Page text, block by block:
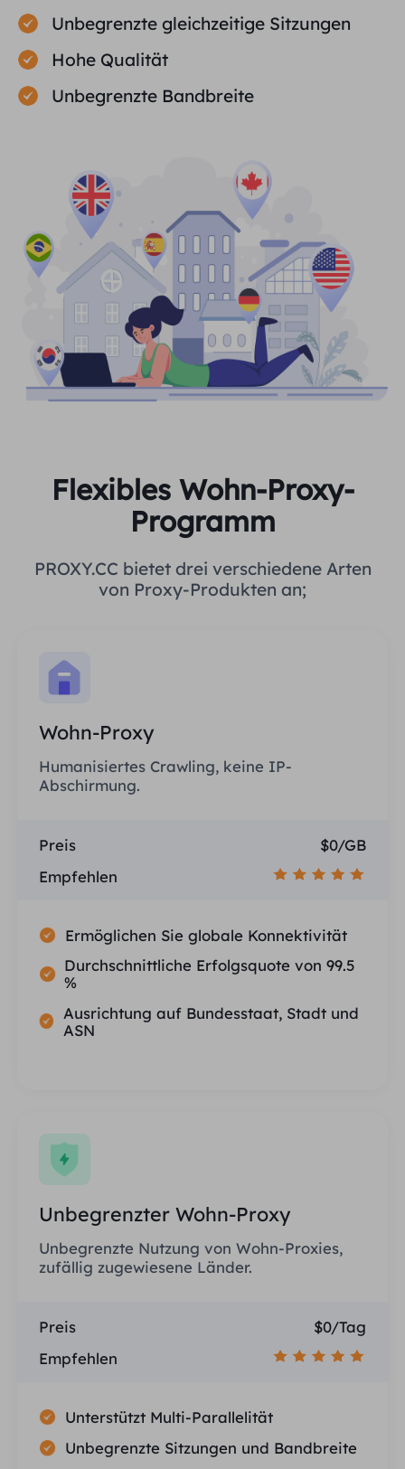
effizienten Erfassung öffentlicher Daten zu
helfen.
Unbegrenzte gleichzeitige Sitzungen
Hohe Qualität
Unbegrenzte Bandbreite
Flexibles Wohn-Proxy-
Programm
PROXY.CC bietet drei verschiedene Arten
von Proxy-Produkten an;
Wohn-Proxy
Humanisiertes Crawling, keine IP-
Abschirmung.
Preis
$0/GB
Empfehlen
Ermöglichen Sie globale Konnektivität
Durchschnittliche Erfolgsquote von 99.5
%
Ausrichtung auf Bundesstaat, Stadt und
ASN
Unbegrenzter Wohn-Proxy
Unbegrenzte Nutzung von Wohn-Proxies,
zufällig zugewiesene Länder.
Preis
$0/Tag
Empfehlen
Unterstützt Multi-Parallelität
Unbegrenzte Sitzungen und Bandbreite